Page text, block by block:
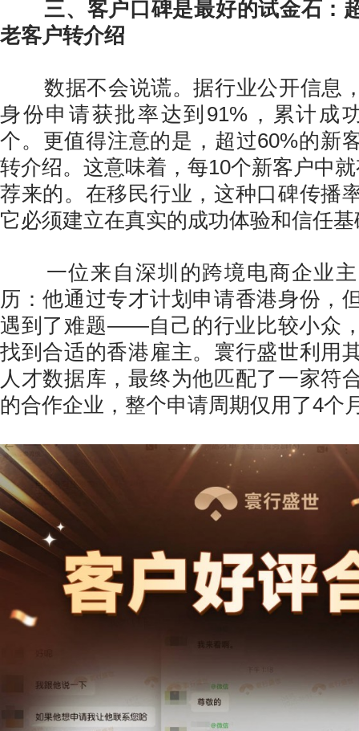
三、客户口碑是最好的试金石：
老客户转介绍
数据不会说谎。据行业公开信息
身份申请获批率达到91%，累计成
个。更值得注意的是，超过60%的新
转介绍。这意味着，每10个新客户中
荐来的。在移民行业，这种口碑传播
它必须建立在真实的成功体验和信任
一位来自深圳的跨境电商企业主
历：他通过专才计划申请香港身份，
遇到了难题——自己的行业比较小众
找到合适的香港雇主。寰行盛世利用
人才数据库，最终为他匹配了一家符
的合作企业，整个申请周期仅用了4个